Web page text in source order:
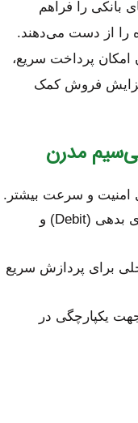
بانکی را فراهم
را از دست می‌دهند.
امکان پرداخت سریع،
فروش کمک
مدرن
امنیت و سرعت بیشتر.
برای کارت‌های بدهی (Debit) و
برای پردازش سریع
یکپارچگی در